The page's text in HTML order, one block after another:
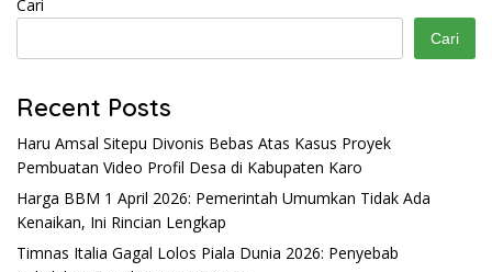
Cari
Cari
Recent Posts
Haru Amsal Sitepu Divonis Bebas Atas Kasus Proyek
Pembuatan Video Profil Desa di Kabupaten Karo
Harga BBM 1 April 2026: Pemerintah Umumkan Tidak Ada
Kenaikan, Ini Rincian Lengkap
Timnas Italia Gagal Lolos Piala Dunia 2026: Penyebab